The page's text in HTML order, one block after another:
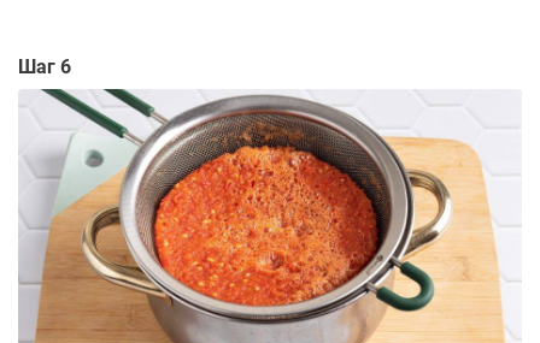
Шаг 6